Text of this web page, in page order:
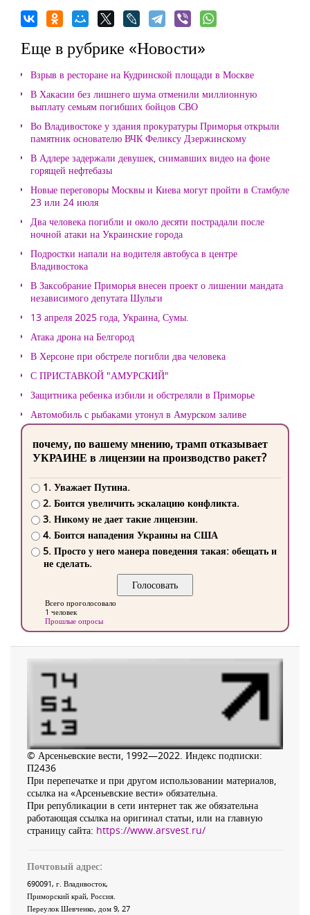
Еще в рубрике «Новости»
Взрыв в ресторане на Кудринской площади в Москве
В Хакасии без лишнего шума отменили миллионную
выплату семьям погибших бойцов СВО
Во Владивостоке у здания прокуратуры Приморья открыли
памятник основателю ВЧК Феликсу Дзержинскому
В Адлере задержали девушек, снимавших видео на фоне
горящей нефтебазы
Новые переговоры Москвы и Киева могут пройти в Стамбуле
23 или 24 июля
Два человека погибли и около десяти пострадали после
ночной атаки на Украинские города
Подростки напали на водителя автобуса в центре
Владивостока
В Заксобрание Приморья внесен проект о лишении мандата
независимого депутата Шульги
13 апреля 2025 года, Украина, Сумы.
Атака дрона на Белгород
В Херсоне при обстреле погибли два человека
С ПРИСТАВКОЙ "АМУРСКИЙ"
Защитника ребенка избили и обстреляли в Приморье
Автомобиль с рыбаками утонул в Амурском заливе
почему, по вашему мнению, трамп отказывает
УКРАИНЕ в лицензии на производство ракет?
1. Уважает Путина.
2. Боится увеличить эскалацию конфликта.
3. Никому не дает такие лицензии.
4. Боится нападения Украины на США
5. Просто у него манера поведения такая: обещать и
не сделать.
Всего проголосовало
1 человек
Прошлые опросы
© Арсеньевские вести, 1992—2022. Индекс подписки:
П2436
При перепечатке и при другом использовании материалов,
ссылка на «Арсеньевские вести» обязательна.
При републикации в сети интернет так же обязательна
работающая ссылка на оригинал статьи, или на главную
страницу сайта: https://www.arsvest.ru/
Почтовый адрес:
690091, г. Владивосток,
Приморский край, Россия
Переулок Шевченко, дом 9, 27